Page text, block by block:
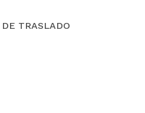
TRASLADO